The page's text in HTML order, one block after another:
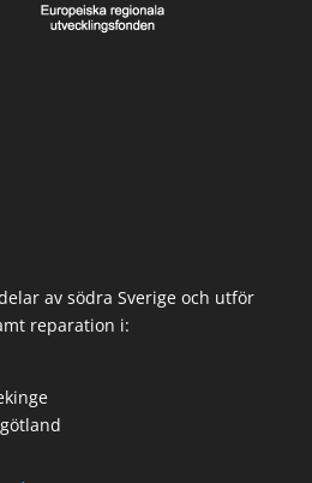
av södra Sverige och utför
reparation i: